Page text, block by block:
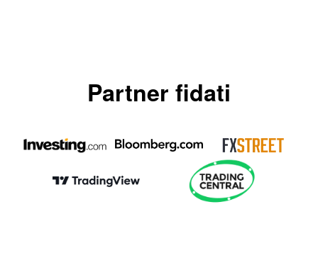
Partner fidati